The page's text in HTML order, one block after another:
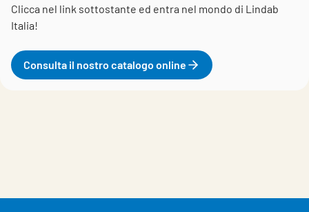
Clicca nel link sottostante ed entra nel mondo di Lindab
Italia!
Consulta il nostro catalogo online